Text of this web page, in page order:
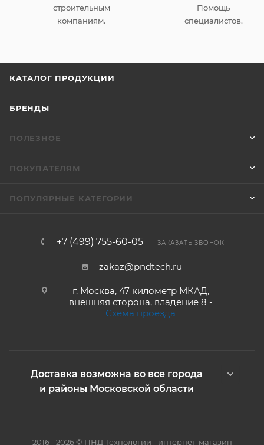
строительным
компаниям.
Помощь
специалистов.
КАТАЛОГ ПРОДУКЦИИ
БРЕНДЫ
ПОЛЕЗНОЕ
ПОКУПАТЕЛЯМ
ПОПУЛЯРНЫЕ КАТЕГОРИИ
+7 (499) 755-60-05 ЗАКАЗАТЬ ЗВОНОК
zakaz@pndtech.ru
г. Москва, 47 километр МКАД,
внешняя сторона, владение 8 -
Схема проезда
Доставка возможна во все города
и районы Московской области
2016 - 2026 © ПНД Технологии - интернет-магазин